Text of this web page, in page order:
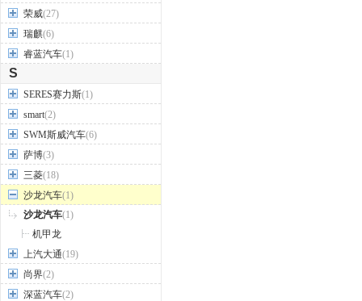
荣威(27)
瑞麒(6)
睿蓝汽车(1)
S
SERES赛力斯(1)
smart(2)
SWM斯威汽车(6)
萨博(3)
三菱(18)
沙龙汽车(1)
沙龙汽车(1)
机甲龙
上汽大通(19)
尚界(2)
深蓝汽车(2)